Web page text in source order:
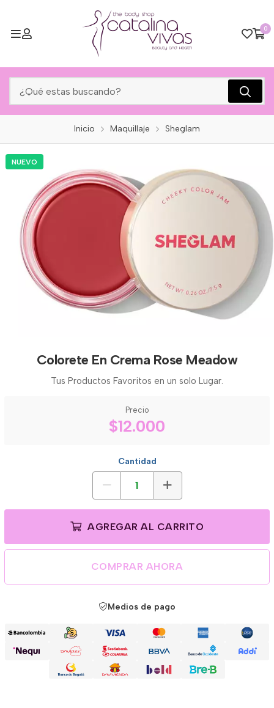
0
Inicio Maquillaje Sheglam
NUEVO
Colorete En Crema Rose Meadow
Tus Productos Favoritos en un solo Lugar.
Precio
$12.000
Cantidad
AGREGAR AL CARRITO
COMPRAR AHORA
Medios de pago